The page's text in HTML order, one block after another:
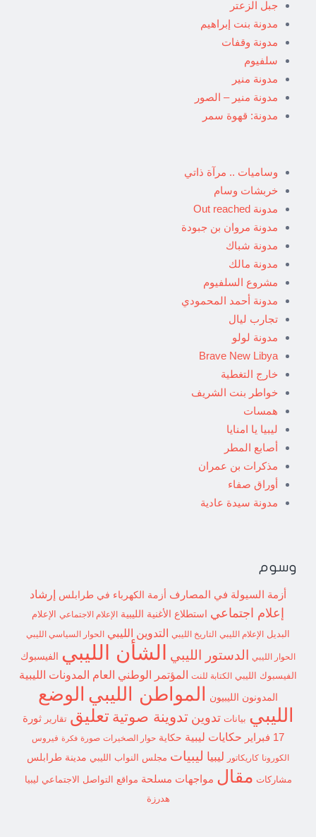
جبل الزعتر
مدونة بنت إبراهيم
مدونة وقفات
سلفيوم
مدونة منير
مدونة منير – الصور
مدونة: قهوة سمر
وساميات .. مرآة ذاتي
خربشات وسام
مدونة Out reached
مدونة مروان بن جبودة
مدونة شباك
مدونة مالك
مشروع السلفيوم
مدونة أحمد المحمودي
تجارب ليال
مدونة لولو
Brave New Libya
خارج التغطية
خواطر بنت الشريف
همسات
ليبيا يا امنايا
أصابع المطر
مذكرات بن عمران
أوراق صفاء
مدونة سيدة عادية
وسوم
أزمة السيولة في المصارف أزمة الكهرباء في طرابلس إرشاد
إعلام اجتماعي استطلاع الأغنية الليبية الإعلام الاجتماعي
الإعلام
البديل الإعلام الليبي التاريخ الليبي التدوين الليبي الحوار السياسي الليبي
الحوار الليبي الدستور الليبي الشأن الليبي الفيسبوك
الفيسبوك الليبي الكتابة للنت المؤتمر الوطني العام المدونات الليبية
المدونون الليبيون المواطن الليبي الوضع
الليبي بيانات تدوين تدوينة صوتية تعليق تقارير
ثورة
17 فبراير
حكايات ليبية حكاية حوار الصخيرات صورة فكرة فيروس
الكورونا كاريكاتور ليبيا ليبيات مجلس النواب الليبي مدينة طرابلس
مشاركات مقال مواجهات مسلحة مواقع التواصل الاجتماعي ليبيا
هدرزة